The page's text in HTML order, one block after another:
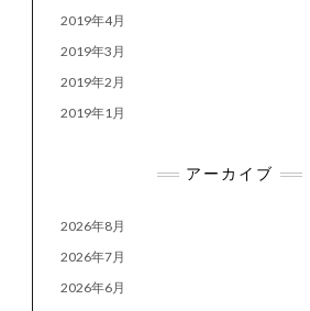
2019年4月
2019年3月
2019年2月
2019年1月
アーカイブ
2026年8月
2026年7月
2026年6月